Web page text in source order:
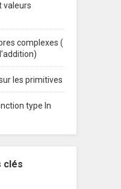
valeurs
complexes (
les primitives
type ln
clés